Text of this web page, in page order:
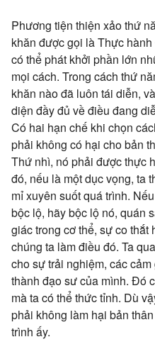
Phương tiện thiện xảo thứ
khăn được gọi là Thực
có thể phát khởi phần lớn
mọi cách. Trong cách thứ
khăn nào đã luôn tái diễn,
diện đầy đủ về điều đang
Có hai hạn chế khi chọn
phải không có hại cho bản
Thứ nhì, nó phải được thực
đó, nếu là một dục vọng, ta
mỉ xuyên suốt quá trình.
bộc lộ, hãy bộc lộ nó, quán
giác trong cơ thể, sự co thắt
chúng ta làm điều đó. Ta
cho sự trải nghiệm, các
thành đạo sư của mình. Đó
mà ta có thể thức tỉnh. Dù
phải không làm hại bản
trình ấy.